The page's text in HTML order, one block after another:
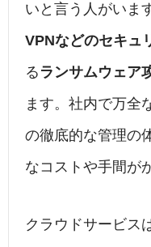
いと言う人がいま
VPNなどのセキュ
る ランサムウェア
ます。社内で万全
の徹底的な管理の
なコストや手間が
クラウドサービス